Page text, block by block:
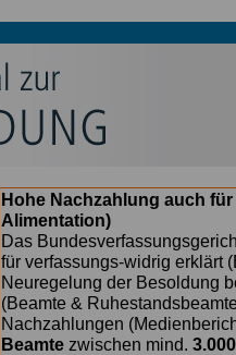
Hohe Nachzahlung auch
Alimentation)
Das
für verfassungs-widrig erklärt
Neuregelung der Besoldung
(Beamte &
Nachzahlungen
Beamte zwischen mind.